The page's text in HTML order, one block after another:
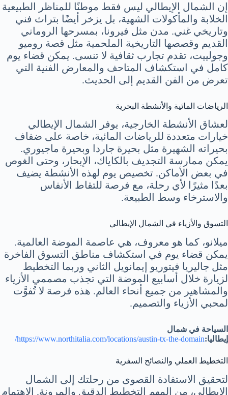
إن الشمال الإيطالي ليس فقط موطنًا للمناظر الطبيعية
الخلابة والمأكولات الشهية، بل يزخر أيضًا بتراث فني
وتاريخي غني. مدن مثل فيرونا، بمسرحها الروماني
القديم وقصصها التاريخية الملحمية مثل قصة روميو
وجولييت، تقدم تجارب ثقافية لا تنسى. يمكن قضاء يوم
كامل في استكشاف المتاحف والمعارض الفنية التي
تعرض من الفن القديم إلى الحديث.
الرياضات المائية والأنشطة البحرية
لعشاق الأنشطة الخارجية، يوفر الشمال الإيطالي
خيارات متعددة للرياضات المائية، خاصة على ضفاف
بحيراته الشهيرة مثل بحيرة جاردا وبحيرة ماجيوري.
يمكن ممارسة التجديف بالكاياك، الإبحار، وحتى الغوص
في بعض الأماكن. تخصيص يوم لهذه الأنشطة يضيف
بعدًا مثيرًا لأي رحلة، مع فرصة للتقاط الأنفاس
والاسترخاء وسط الطبيعة.
التسوق والأزياء في الشمال الإيطالي
ميلانو، كما هو معروف، هي عاصمة الموضة العالمية.
يمكن قضاء يوم في استكشاف مناطق التسوق الفاخرة
مثل جاليريا فيتوريو إيمانويل الثاني وربما التخطيط
لزيارة خلال أسابيع الموضة التي تجذب مصممي الأزياء
والمشاهير من جميع أنحاء العالم. هذه فرصة لا تُفوَّت
لمحبي الأزياء والتصميم.
السياحة في شمال
إيطاليا:https://www.northitalia.com/locations/austin-tx-the-domain/
التخطيط العملي والنصائح السفرية
لتحقيق الاستفادة القصوى من رحلتك إلى الشمال
الإيطالي، من المهم التخطيط الدقيق والمرونة. الاهتمام